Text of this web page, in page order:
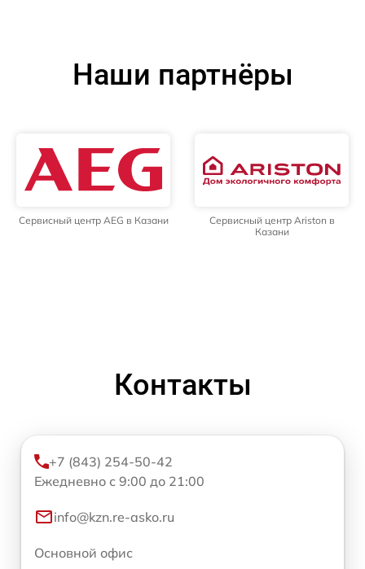
Наши партнёры
Сервисный центр AEG в Казани
Сервисный центр Ariston в
Казани
Контакты
+7 (843) 254-50-42
Ежедневно с 9:00 до 21:00
info@kzn.re-asko.ru
Основной офис